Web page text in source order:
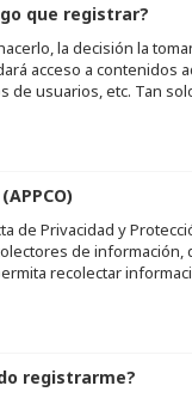
que registrar?
la decisión la
acceso a contenidos
de usuarios, etc. Tan
de Privacidad y
de
recolectar
registrarme?